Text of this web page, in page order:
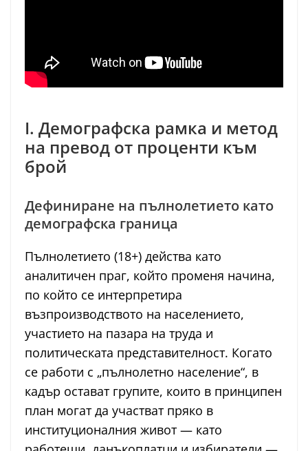
I. Демографска рамка и метод
на превод от проценти към
брой
Дефиниране на пълнолетието като
демографска граница
Пълнолетието (18+) действа като
аналитичен праг, който променя начина,
по който се интерпретира
възпроизводството на населението,
участието на пазара на труда и
политическата представителност. Когато
се работи с „пълнолетно население“, в
кадър остават групите, които в принципен
план могат да участват пряко в
институционалния живот — като